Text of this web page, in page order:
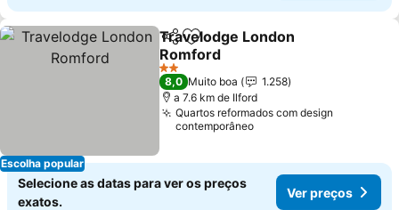
Escolha popular
PartilharAdicionar aos favoritos
Travelodge London
Romford
Ver preços
2 Estrelas
8,0 Muito boa
1.258
a 7.6 km de Ilford
Quartos reformados com design
contemporâneo
Selecione as datas para ver os preços
exatos.
Ver preços